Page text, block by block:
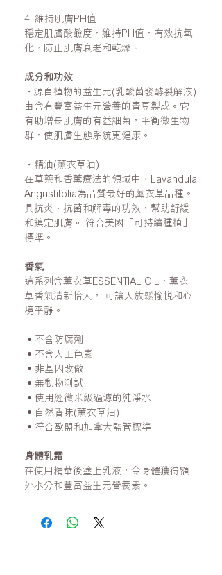
4. 維持肌膚PH值
穩定肌膚酸鹼度，維持PH值，有效抗氧
化，防止肌膚衰老和乾燥。
成分和功效
・源自植物的益生元(乳酸菌發酵裂解液)
由含有豐富益生元營養的青豆製成。它
有助增長肌膚的有益細菌，平衡微生物
群，使肌膚生態系統更健康。
・精油(薰衣草油)
在草藥和香薰療法的領域中，Lavandula
Angustifolia為品質最好的薰衣草品種。
具抗炎、抗菌和解毒的功效，幫助舒緩
和鎮定肌膚。 符合美國「可持續種植」
標準。
香氣
這系列含薰衣草ESSENTIAL OIL，薰衣
草香氣清新怡人， 可讓人放鬆愉悅和心
境平靜。
•不含防腐劑
•不含人工色素
•非基因改做
•無動物測試
•使用經微米級過濾的純淨水
•自然香味(薰衣草油)
•符合歐盟和加拿大監管標準
身體乳霜
在使用精華後塗上乳液，令身體獲得額
外水分和豐富益生元營養素。